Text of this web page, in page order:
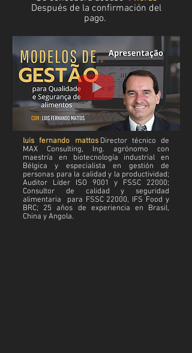
Después de la confirmación del
pago.
luis fernando mattos,Director técnico de
MAX Consulting, Ing. agrónomo con
maestría en biotecnología industrial en
Bélgica y especialista en gestión de
personas para la calidad y la productividad;
Auditor Líder ISO 9001 y FSSC 22000;
Consultor de calidad y seguridad
alimentaria para FSSC 22000, IFS Food y
BRC; 25 años de experiencia en Brasil,
China y Angola.